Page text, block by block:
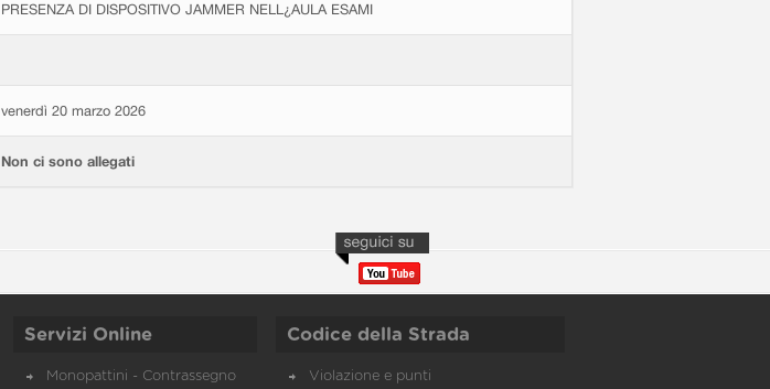
PRESENZA DI DISPOSITIVO JAMMER NELL¿AULA ESAMI
venerdì 20 marzo 2026
Non ci sono allegati
Servizi Online
Monopattini - Contrassegno
Codice della Strada
Violazione e punti